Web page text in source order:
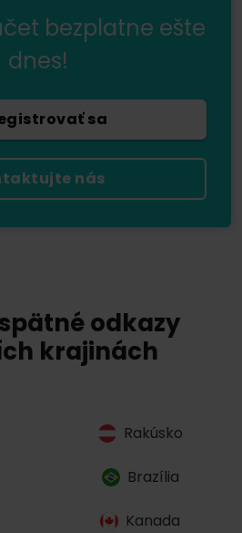
bezplatne ešte
dnes!
sa
nás
odkazy
krajinách
Rakúsko
Brazília
Kanada